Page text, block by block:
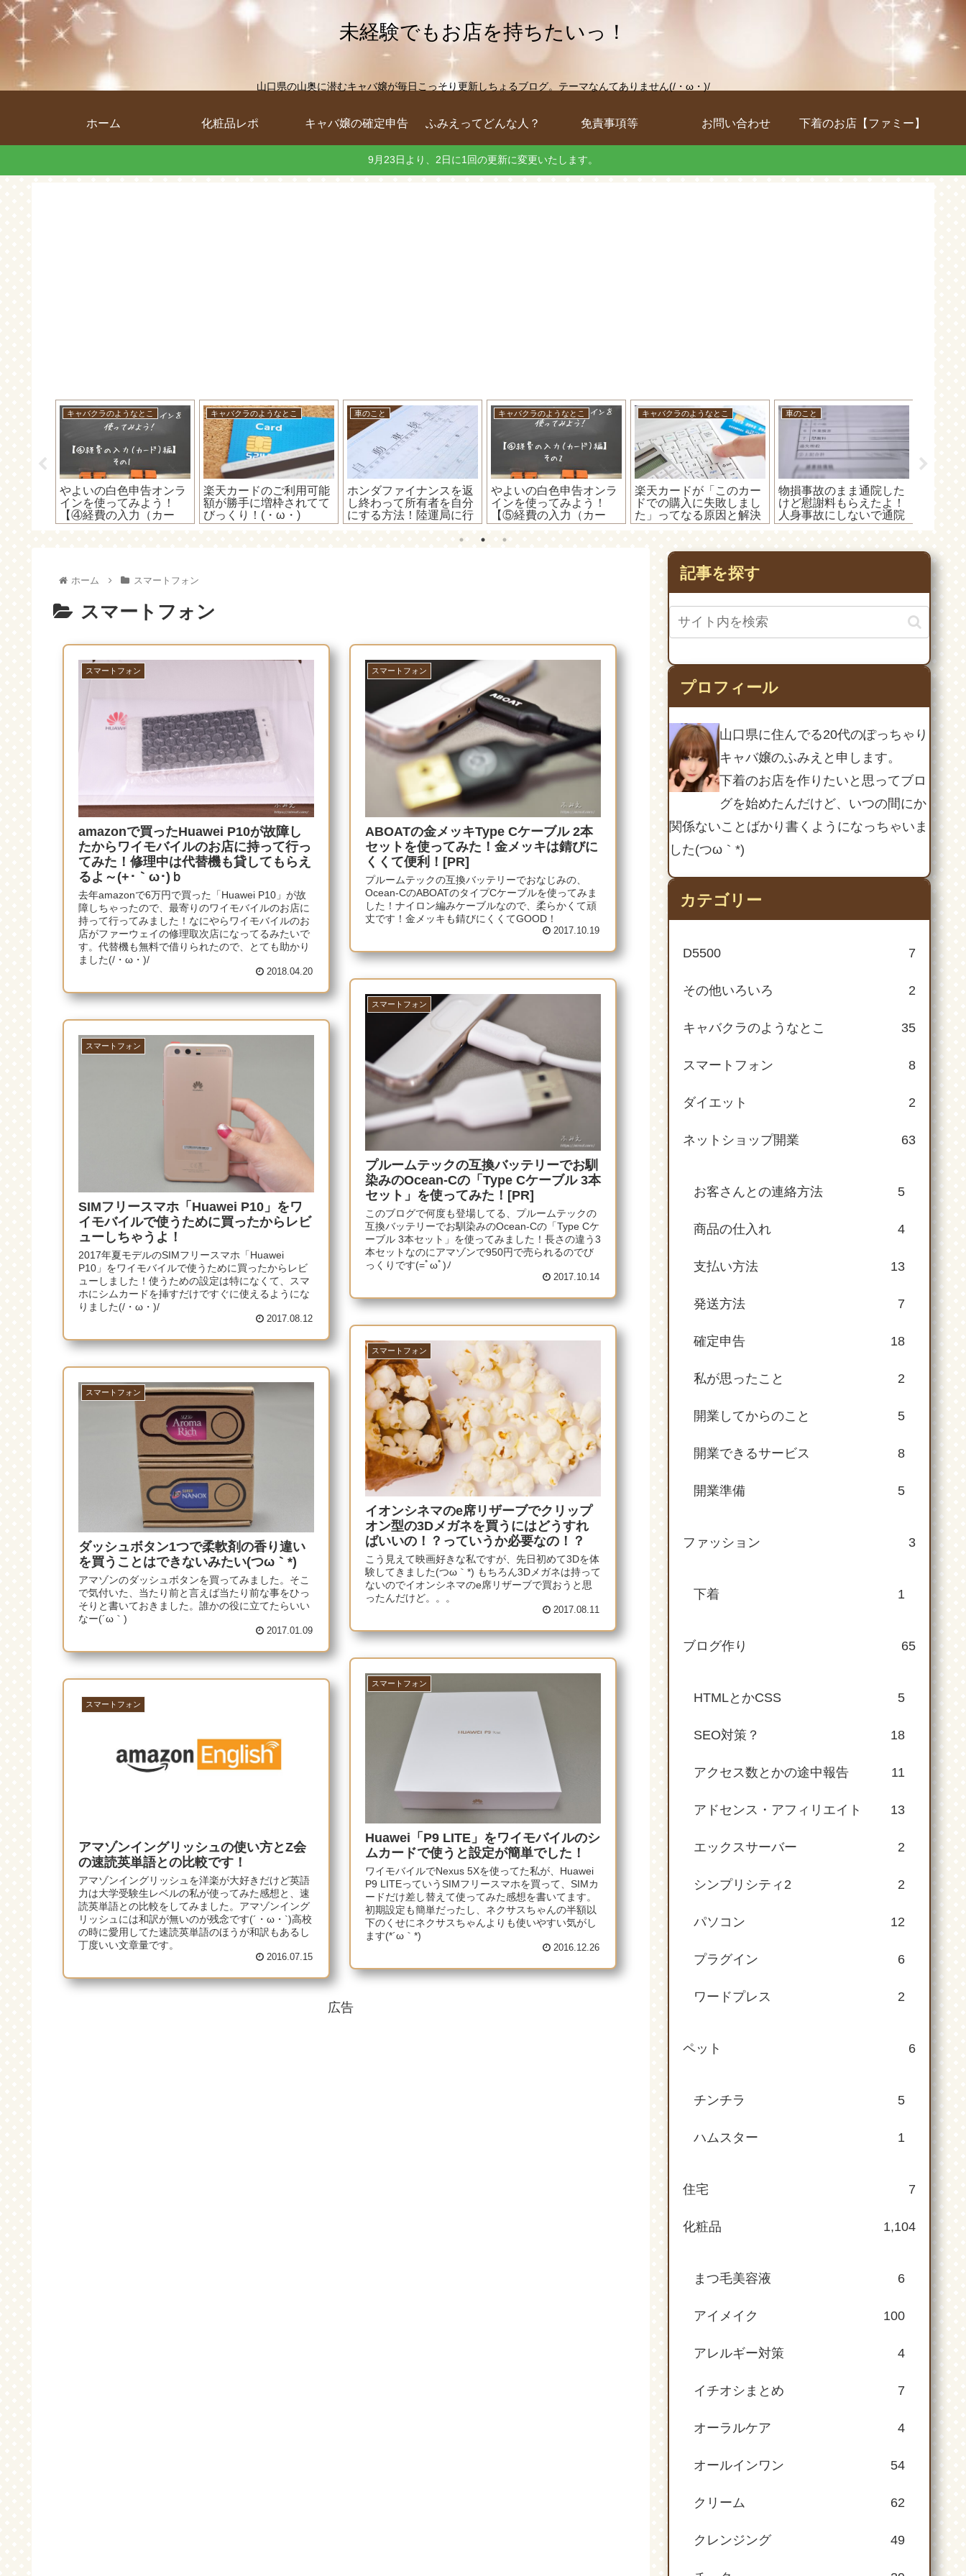
未経験でもお店を持ちたいっ！
山口県の山奥に潜むキャバ嬢が毎日こっそり更新しちょるブログ。テーマなんてありません(/・ω・)/
ホーム 化粧品レポ キャバ嬢の確定申告 ふみえってどんな人？ 免責事項等 お問い合わせ 下着のお店【ファミー】
9月23日より、2日に1回の更新に変更いたします。
キャバクラのようなとこ
やよいの白色申告オンラ
インを使ってみよう！
【④経費の入力（カー
ド）編】～現金で買った
キャバクラのようなとこ
楽天カードのご利用可能
額が勝手に増枠されてて
びっくり！(・ω・)
車のこと
ホンダファイナンスを返
し終わって所有者を自分
にする方法！陸運局に行
けば安くて速くて超簡単
キャバクラのようなとこ
やよいの白色申告オンラ
インを使ってみよう！
【⑤経費の入力（カー
ド）編】～カードで支払
った時の入力方法～
キャバクラのようなとこ
楽天カードが「このカー
ドでの購入に失敗しまし
た」ってなる原因と解決
方法！カードが使えなか
車のこと
物損事故のまま通院した
けど慰謝料もらえたよ！
人身事故にしないで通院
すると慰謝料がもらえな
ソ！
ホーム スマートフォン
スマートフォン
スマートフォン
amazonで買ったHuawei P10が故障し
たからワイモバイルのお店に持って行っ
てみた！修理中は代替機も貸してもらえ
るよ～(+･｀ω･)ｂ
去年amazonで6万円で買った「Huawei P10」が故
障しちゃったので、最寄りのワイモバイルのお店に
持って行ってみました！なにやらワイモバイルのお
店がファーウェイの修理取次店になってるみたいで
す。代替機も無料で借りられたので、とても助かり
ました(/・ω・)/
2018.04.20
スマートフォン
ABOATの金メッキType Cケーブル 2本
セットを使ってみた！金メッキは錆びに
くくて便利！[PR]
プルームテックの互換バッテリーでおなじみの、
Ocean-CのABOATのタイプCケーブルを使ってみま
した！ナイロン編みケーブルなので、柔らかくて頑
丈です！金メッキも錆びにくくてGOOD！
2017.10.19
スマートフォン
プルームテックの互換バッテリーでお馴
染みのOcean-Cの「Type Cケーブル 3本
セット」を使ってみた！[PR]
このブログで何度も登場してる、プルームテックの
互換バッテリーでお馴染みのOcean-Cの「Type Cケ
ーブル 3本セット」を使ってみました！長さの違う3
本セットなのにアマゾンで950円で売られるのでび
っくりです(=ﾟωﾟ)ﾉ
2017.10.14
スマートフォン
SIMフリースマホ「Huawei P10」をワ
イモバイルで使うために買ったからレビ
ューしちゃうよ！
2017年夏モデルのSIMフリースマホ「Huawei
P10」をワイモバイルで使うために買ったからレビ
ューしました！使うための設定は特になくて、スマ
ホにシムカードを挿すだけですぐに使えるようにな
りました(/・ω・)/
2017.08.12
スマートフォン
イオンシネマのe席リザーブでクリップ
オン型の3Dメガネを買うにはどうすれ
ばいいの！？っていうか必要なの！？
こう見えて映画好きな私ですが、先日初めて3Dを体
験してきました(つω｀*) もちろん3Dメガネは持って
ないのでイオンシネマのe席リザーブで買おうと思
ったんだけど。。。
2017.08.11
スマートフォン
ダッシュボタン1つで柔軟剤の香り違い
を買うことはできないみたい(つω｀*)
アマゾンのダッシュボタンを買ってみました。そこ
で気付いた、当たり前と言えば当たり前な事をひっ
そりと書いておきました。誰かの役に立てたらいい
なー(´ω｀)
2017.01.09
スマートフォン
Huawei「P9 LITE」をワイモバイルのシ
ムカードで使うと設定が簡単でした！
ワイモバイルでNexus 5Xを使ってた私が、Huawei
P9 LITEっていうSIMフリースマホを買って、SIMカ
ードだけ差し替えて使ってみた感想を書いてます。
初期設定も簡単だったし、ネクサスちゃんの半額以
下のくせにネクサスちゃんよりも使いやすい気がし
ます(*´ω｀*)
2016.12.26
スマートフォン
アマゾンイングリッシュの使い方とZ会
の速読英単語との比較です！
アマゾンイングリッシュを洋楽が大好きだけど英語
力は大学受験生レベルの私が使ってみた感想と、速
読英単語との比較をしてみました。アマゾンイング
リッシュには和訳が無いのが残念です(´・ω・`)高校
の時に愛用してた速読英単語のほうが和訳もあるし
丁度いい文章量です。
2016.07.15
広告
記事を探す
プロフィール
山口県に住んでる20代のぽっちゃり
キャバ嬢のふみえと申します。
下着のお店を作りたいと思ってブロ
グを始めたんだけど、いつの間にか
関係ないことばかり書くようになっちゃいま
した(つω｀*)
カテゴリー
D5500 7
その他いろいろ 2
キャバクラのようなとこ 35
スマートフォン 8
ダイエット 2
ネットショップ開業 63
お客さんとの連絡方法 5
商品の仕入れ 4
支払い方法 13
発送方法 7
確定申告 18
私が思ったこと 2
開業してからのこと 5
開業できるサービス 8
開業準備 5
ファッション 3
下着 1
ブログ作り 65
HTMLとかCSS 5
SEO対策？ 18
アクセス数とかの途中報告 11
アドセンス・アフィリエイト 13
エックスサーバー 2
シンプリシティ2 2
パソコン 12
プラグイン 6
ワードプレス 2
ペット 6
チンチラ 5
ハムスター 1
住宅 7
化粧品 1,104
まつ毛美容液 6
アイメイク 100
アレルギー対策 4
イチオシまとめ 7
オーラルケア 4
オールインワン 54
クリーム 62
クレンジング 49